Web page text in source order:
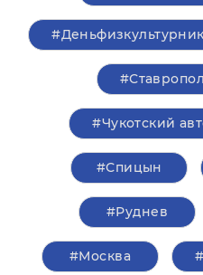
#Чукотский
#Спицын
#Руднев
#Москва